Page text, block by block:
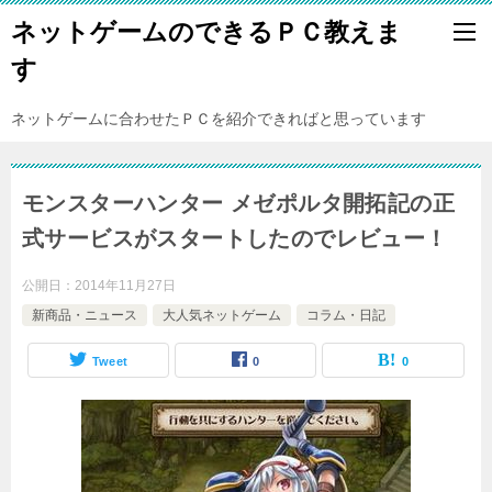
ネットゲームのできるＰＣ教えま
す
ネットゲームに合わせたＰＣを紹介できればと思っています
モンスターハンター メゼポルタ開拓記の正
式サービスがスタートしたのでレビュー！
公開日： 2014年11月27日
新商品・ニュース
大人気ネットゲーム コラム・日記
Tweet 0 0